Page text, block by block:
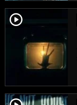
player2